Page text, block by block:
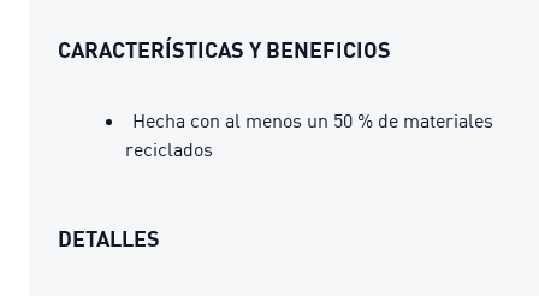
CARACTERÍSTICAS Y BENEFICIOS
Hecha con al menos un 50 % de materiales
reciclados
DETALLES